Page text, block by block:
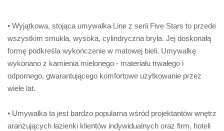
• Wyjątkowa, stojąca umywalka Line z serii Five Stars to przede
wszystkim smukła, wysoka, cylindryczna bryła. Jej doskonałą
formę podkreśla wykończenie w matowej bieli. Umywalkę
wykonano z kamienia mielonego - materiału trwałego i
odpornego, gwarantującego komfortowe użytkowanie przez
wiele lat.
• Umywalka ta jest bardzo popularna wśród projektantów wnętrz
aranżujących łazienki klientów indywidualnych oraz firm, hoteli